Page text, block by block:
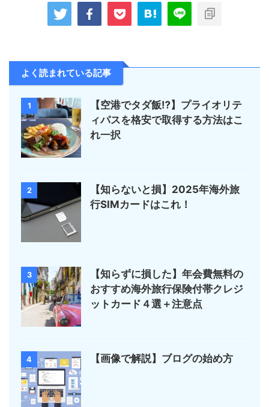
よく読まれている記事
1
【空港でタダ飯⁉︎】プライオリテ
ィパスを格安で取得する方法はこ
れ一択
2
【知らないと損】2025年海外旅
行SIMカードはこれ！
3
【知らずに損した】年会費無料の
おすすめ海外旅行保険付帯クレジ
ットカード４選＋注意点
4 【画像で解説】ブログの始め方